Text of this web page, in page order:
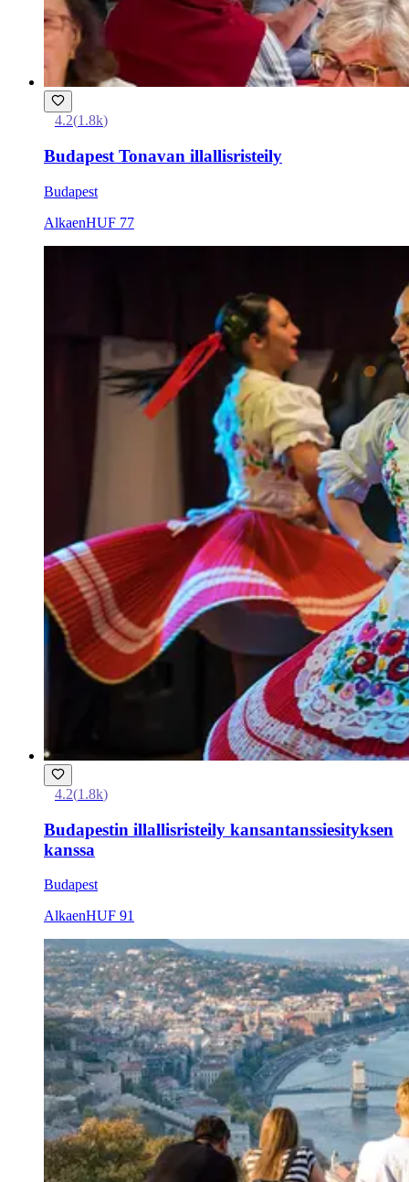
4.2(1.8k)
Budapest Tonavan illallisristeily
Budapest
AlkaenHUF 77
4.2(1.8k)
Budapestin illallisristeily kansantanssiesityksen
kanssa
Budapest
AlkaenHUF 91